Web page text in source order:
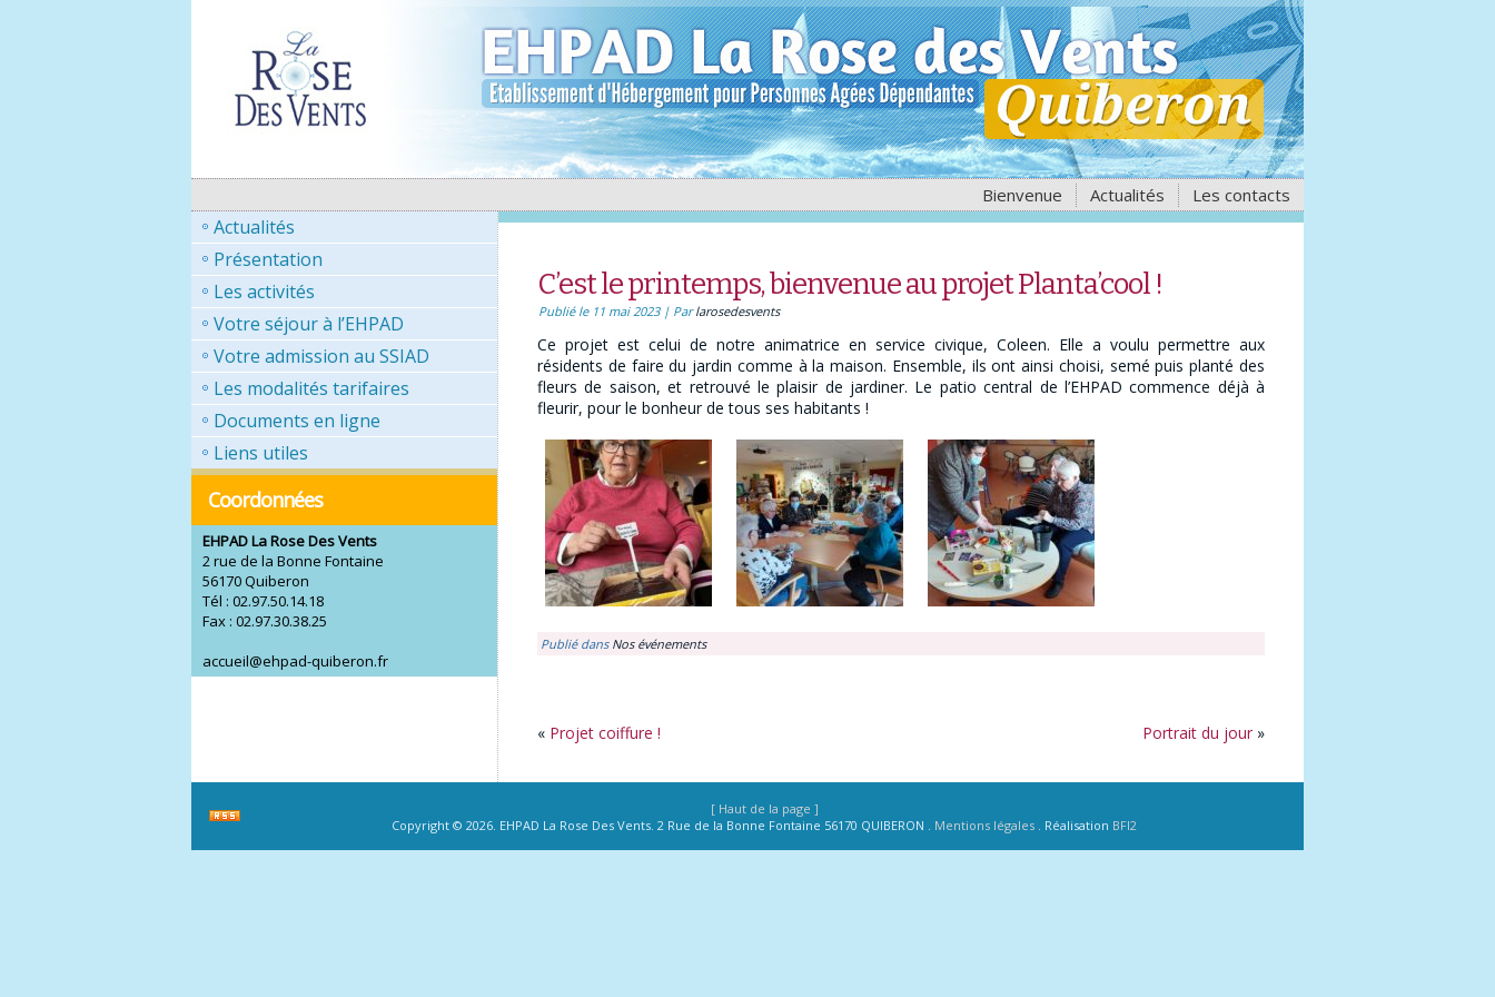
Bienvenue Actualités Les contacts
Actualités
Présentation
Les activités
Votre séjour à l’EHPAD
Votre admission au SSIAD
Les modalités tarifaires
Documents en ligne
Liens utiles
Coordonnées
EHPAD La Rose Des Vents
2 rue de la Bonne Fontaine
56170 Quiberon
Tél : 02.97.50.14.18
Fax : 02.97.30.38.25
accueil@ehpad-quiberon.fr
C’est le printemps, bienvenue au projet Planta’cool !
Publié le 11 mai 2023| Par larosedesvents
Ce projet est celui de notre animatrice en service civique, Coleen. Elle a voulu permettre aux
résidents de faire du jardin comme à la maison. Ensemble, ils ont ainsi choisi, semé puis planté des
fleurs de saison, et retrouvé le plaisir de jardiner. Le patio central de l’EHPAD commence déjà à
fleurir, pour le bonheur de tous ses habitants !
Publié dans Nos événements
« Projet coiffure ! Portrait du jour »
[ Haut de la page ]
Copyright © 2026. EHPAD La Rose Des Vents. 2 Rue de la Bonne Fontaine 56170 QUIBERON . Mentions légales . Réalisation BFI2